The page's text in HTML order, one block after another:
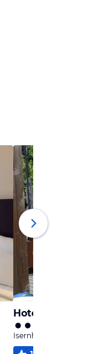
Hotel &
Isernhagen,